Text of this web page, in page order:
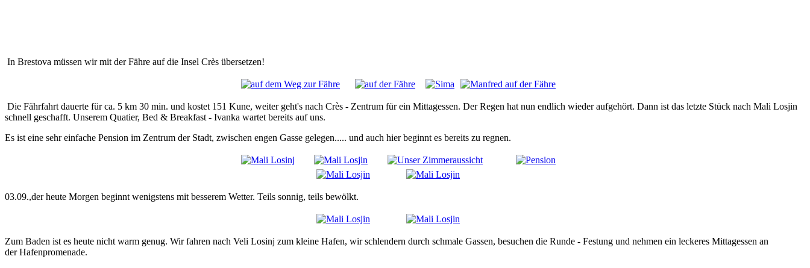
In Brestova müssen wir mit der Fähre auf die Insel Crès übersetzen!
Die Fährfahrt dauerte für ca. 5 km 30 min. und kostet 151 Kune, weiter geht's nach Crès - Zentrum für ein Mittagessen. Der Regen hat nun endlich wieder aufgehört. Dann ist das letzte Stück nach Mali Losjin
schnell geschafft. Unserem Quatier, Bed & Breakfast - Ivanka wartet bereits auf uns.
Es ist eine sehr einfache Pension im Zentrum der Stadt, zwischen engen Gasse gelegen..... und auch hier beginnt es bereits zu regnen.
03.09.,der heute Morgen beginnt wenigstens mit besserem Wetter. Teils sonnig, teils bewölkt.
Zum Baden ist es heute nicht warm genug. Wir fahren nach Veli Losinj zum kleine Hafen, wir schlendern durch schmale Gassen, besuchen die Runde - Festung und nehmen ein leckeres Mittagessen an
der Hafenpromenade.